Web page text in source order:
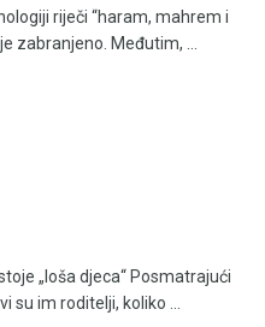
riječi “haram, mahrem i
zabranjeno. Međutim, ...
„loša djeca“ Posmatrajući
im roditelji, koliko ...